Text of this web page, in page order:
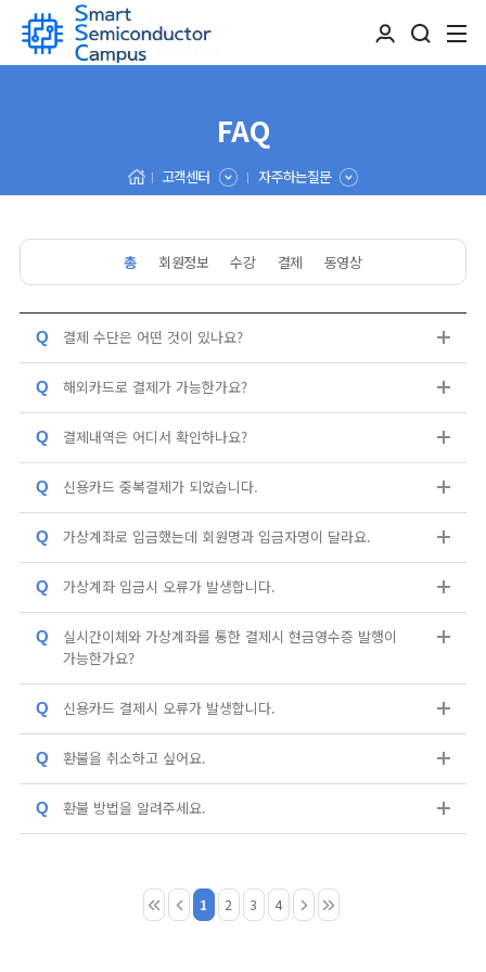
FAQ
고객센터 자주하는질문
총 회원정보 수강 결제 동영상
Q 결제 수단은 어떤 것이 있나요?
Q 해외카드로 결제가 가능한가요?
Q 결제내역은 어디서 확인하나요?
Q 신용카드 중복결제가 되었습니다.
Q 가상계좌로 입금했는데 회원명과 입금자명이 달라요.
Q 가상계좌 입금시 오류가 발생합니다.
Q
실시간이체와 가상계좌를 통한 결제시 현금영수증 발행이
가능한가요?
Q 신용카드 결제시 오류가 발생합니다.
Q 환불을 취소하고 싶어요.
Q 환불 방법을 알려주세요.
1 2 3 4